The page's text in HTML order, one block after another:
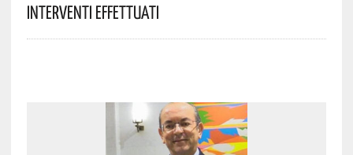
Interventi Effettuati